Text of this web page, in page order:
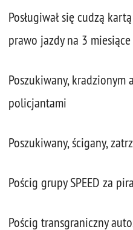
Posługiwał się cudzą
prawo jazdy na 3 miesiące
Poszukiwany, kradzionym
policjantami
Poszukiwany, ścigany,
Pościg grupy SPEED za
Pościg transgraniczny